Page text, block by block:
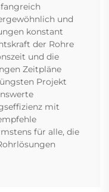
und
konstant
der Rohre
und die
Zeitpläne
Projekt
mit
für alle, die